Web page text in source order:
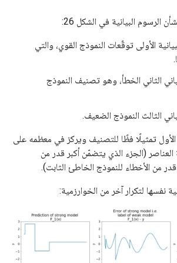
الرسوم البيانية في الشكل 26:
الأولى توقّعات النموذج القوي، والتي
الثاني الخطأ، وهو تصنيف النموذج
الثالث النموذج الضعيف.
تمثيلًا فظًا للتصنيف ويركز في معظمه على
(الجزء الذي يتضمّن أكبر قدر من
قدر من الأخطاء للنموذج الخاطئ الثابت).
نفسها لتكرار آخر من الخوارزمية: